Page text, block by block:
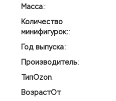
Масса::
Количество
минифигурок::
Год выпуска::
Производитель:
ТипOzon:
ВозрастОт: